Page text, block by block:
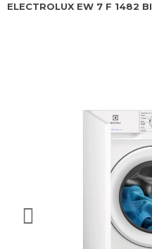
ELECTROLUX EW 7 F 1482 BI